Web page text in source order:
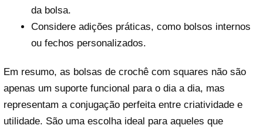
da bolsa.
Considere adições práticas, como bolsos internos
ou fechos personalizados.
Em resumo, as bolsas de crochê com squares não são
apenas um suporte funcional para o dia a dia, mas
representam a conjugação perfeita entre criatividade e
utilidade. São uma escolha ideal para aqueles que